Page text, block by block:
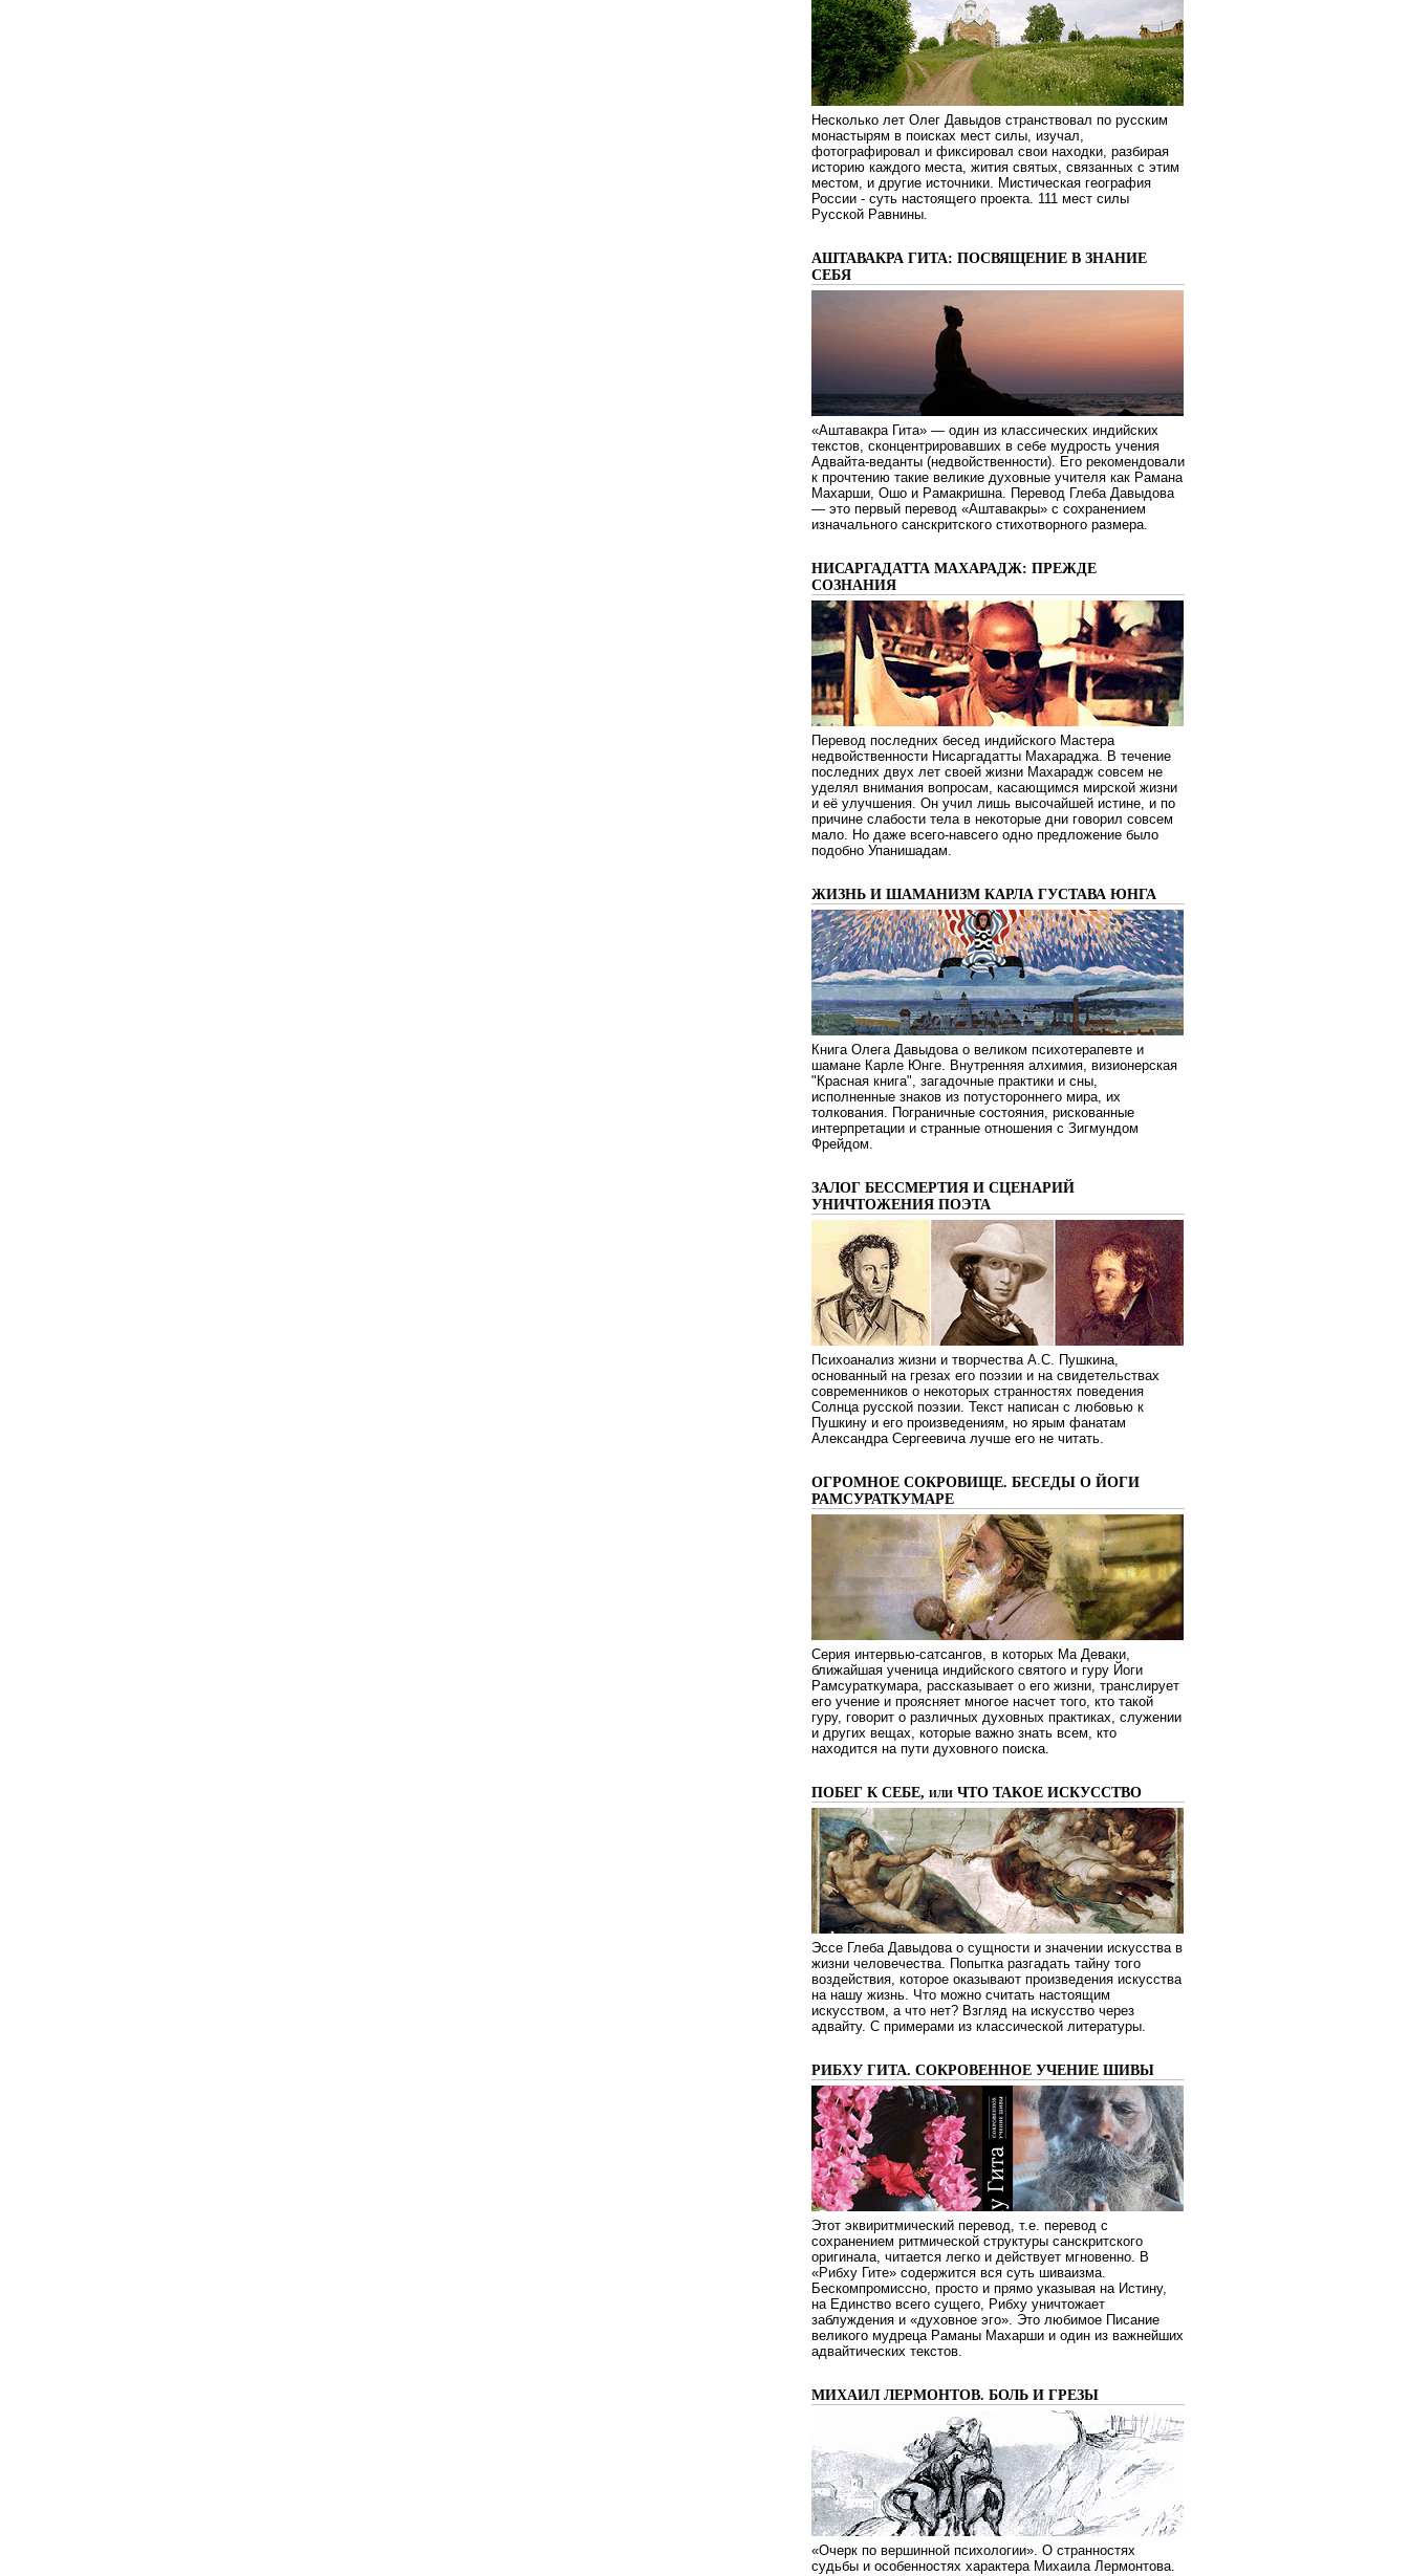
Несколько лет Олег Давыдов странствовал по русским
монастырям в поисках мест силы, изучал,
фотографировал и фиксировал свои находки, разбирая
историю каждого места, жития святых, связанных с этим
местом, и другие источники. Мистическая география
России - суть настоящего проекта. 111 мест силы
Русской Равнины.
АШТАВАКРА ГИТА: ПОСВЯЩЕНИЕ В ЗНАНИЕ
СЕБЯ
«Аштавакра Гита» — один из классических индийских
текстов, сконцентрировавших в себе мудрость учения
Адвайта-веданты (недвойственности). Его рекомендовали
к прочтению такие великие духовные учителя как Рамана
Махарши, Ошо и Рамакришна. Перевод Глеба Давыдова
— это первый перевод «Аштавакры» с сохранением
изначального санскритского стихотворного размера.
НИСАРГАДАТТА МАХАРАДЖ: ПРЕЖДЕ
СОЗНАНИЯ
Перевод последних бесед индийского Мастера
недвойственности Нисаргадатты Махараджа. В течение
последних двух лет своей жизни Махарадж совсем не
уделял внимания вопросам, касающимся мирской жизни
и её улучшения. Он учил лишь высочайшей истине, и по
причине слабости тела в некоторые дни говорил совсем
мало. Но даже всего-навсего одно предложение было
подобно Упанишадам.
ЖИЗНЬ И ШАМАНИЗМ КАРЛА ГУСТАВА ЮНГА
Книга Олега Давыдова о великом психотерапевте и
шамане Карле Юнге. Внутренняя алхимия, визионерская
"Красная книга", загадочные практики и сны,
исполненные знаков из потустороннего мира, их
толкования. Пограничные состояния, рискованные
интерпретации и странные отношения с Зигмундом
Фрейдом.
ЗАЛОГ БЕССМЕРТИЯ И СЦЕНАРИЙ
УНИЧТОЖЕНИЯ ПОЭТА
Психоанализ жизни и творчества А.С. Пушкина,
основанный на грезах его поэзии и на свидетельствах
современников о некоторых странностях поведения
Солнца русской поэзии. Текст написан с любовью к
Пушкину и его произведениям, но ярым фанатам
Александра Сергеевича лучше его не читать.
ОГРОМНОЕ СОКРОВИЩЕ. БЕСЕДЫ О ЙОГИ
РАМСУРАТКУМАРЕ
Серия интервью-сатсангов, в которых Ма Деваки,
ближайшая ученица индийского святого и гуру Йоги
Рамсураткумара, рассказывает о его жизни, транслирует
его учение и проясняет многое насчет того, кто такой
гуру, говорит о различных духовных практиках, служении
и других вещах, которые важно знать всем, кто
находится на пути духовного поиска.
ПОБЕГ К СЕБЕ, или ЧТО ТАКОЕ ИСКУССТВО
Эссе Глеба Давыдова о сущности и значении искусства в
жизни человечества. Попытка разгадать тайну того
воздействия, которое оказывают произведения искусства
на нашу жизнь. Что можно считать настоящим
искусством, а что нет? Взгляд на искусство через
адвайту. С примерами из классической литературы.
РИБХУ ГИТА. СОКРОВЕННОЕ УЧЕНИЕ ШИВЫ
Этот эквиритмический перевод, т.е. перевод с
сохранением ритмической структуры санскритского
оригинала, читается легко и действует мгновенно. В
«Рибху Гите» содержится вся суть шиваизма.
Бескомпромиссно, просто и прямо указывая на Истину,
на Единство всего сущего, Рибху уничтожает
заблуждения и «духовное эго». Это любимое Писание
великого мудреца Раманы Махарши и один из важнейших
адвайтических текстов.
МИХАИЛ ЛЕРМОНТОВ. БОЛЬ И ГРЕЗЫ
«Очерк по вершинной психологии». О странностях
судьбы и особенностях характера Михаила Лермонтова.